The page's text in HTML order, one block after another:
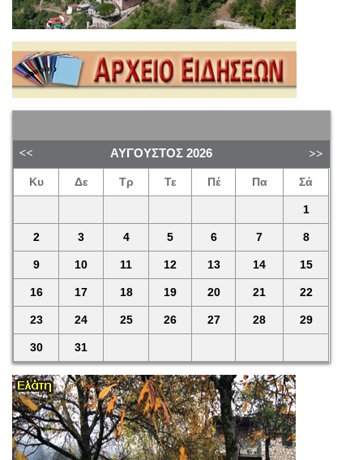
ΑΎΓΟΥΣΤΟΣ 2026
Κυ Δε Τρ Τε Πέ Πα Σά
1
2 3 4 5 6 7 8
9 10 11 12 13 14 15
16 17 18 19 20 21 22
23 24 25 26 27 28 29
30 31